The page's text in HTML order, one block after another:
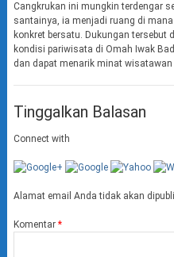
Cangkrukan ini mungkin terdengar
santainya, ia menjadi ruang di
konkret bersatu. Dukungan tersebut
kondisi pariwisata di Omah Iwak
dan dapat menarik minat wisatawan
Tinggalkan Balasan
Connect with
Alamat email Anda tidak akan
Komentar *